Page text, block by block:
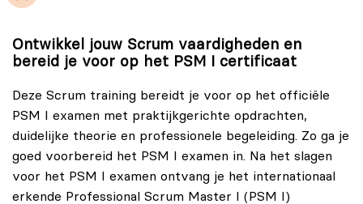
Ontwikkel jouw Scrum vaardigheden en
bereid je voor op het PSM I certificaat
Deze Scrum training bereidt je voor op het officiële
PSM I examen met praktijkgerichte opdrachten,
duidelijke theorie en professionele begeleiding. Zo ga je
goed voorbereid het PSM I examen in. Na het slagen
voor het PSM I examen ontvang je het internationaal
erkende Professional Scrum Master I (PSM I)